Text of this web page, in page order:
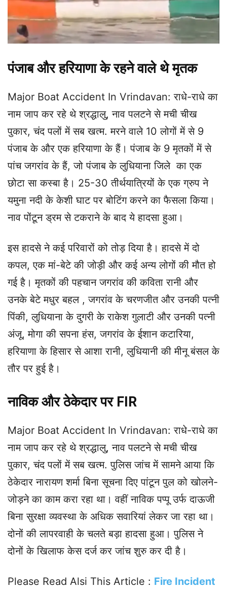
पंजाब और हरियाणा के रहने वाले थे मृतक
Major Boat Accident In Vrindavan: राधे-राधे का
नाम जाप कर रहे थे श्रद्धालु, नाव पलटने से मची चीख
पुकार, चंद पलों में सब खत्म. मरने वाले 10 लोगों में से 9
पंजाब के और एक हरियाणा के हैं। पंजाब के 9 मृतकों में से
पांच जगरांव के हैं, जो पंजाब के लुधियाना जिले का एक
छोटा सा कस्बा है। 25-30 तीर्थयात्रियों के एक ग्रुप ने
यमुना नदी के केशी घाट पर बोटिंग करने का फैसला किया।
नाव पोंटून ड्रम से टकराने के बाद ये हादसा हुआ।
इस हादसे ने कई परिवारों को तोड़ दिया है। हादसे में दो
कपल, एक मां-बेटे की जोड़ी और कई अन्य लोगों की मौत हो
गई है। मृतकों की पहचान जगरांव की कविता रानी और
उनके बेटे मधुर बहल , जगरांव के चरणजीत और उनकी पत्नी
पिंकी, लुधियाना के दुगरी के राकेश गुलाटी और उनकी पत्नी
अंजू, मोगा की सपना हंस, जगरांव के ईशान कटारिया,
हरियाणा के हिसार से आशा रानी, लुधियानी की मीनू बंसल के
तौर पर हुई है।
नाविक और ठेकेदार पर FIR
Major Boat Accident In Vrindavan: राधे-राधे का
नाम जाप कर रहे थे श्रद्धालु, नाव पलटने से मची चीख
पुकार, चंद पलों में सब खत्म. पुलिस जांच में सामने आया कि
ठेकेदार नारायण शर्मा बिना सूचना दिए पांटून पुल को खोलने-
जोड़ने का काम करा रहा था। वहीं नाविक पप्पू उर्फ दाऊजी
बिना सुरक्षा व्यवस्था के अधिक सवारियां लेकर जा रहा था।
दोनों की लापरवाही के चलते बड़ा हादसा हुआ। पुलिस ने
दोनों के खिलाफ केस दर्ज कर जांच शुरु कर दी है।
Please Read Alsi This Article : Fire Incident